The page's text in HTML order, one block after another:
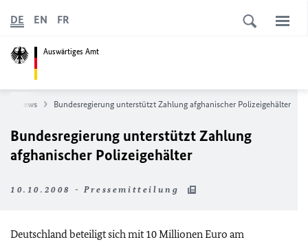
Auswärtiges Amt
DE EN FR
News Bundesregierung unterstützt Zahlung afghanischer Polizeigehälter
Bundesregierung unterstützt Zahlung
afghanischer Polizeigehälter
10.10.2008 - Pressemitteilung
Deutschland beteiligt sich mit 10 Millionen Euro am